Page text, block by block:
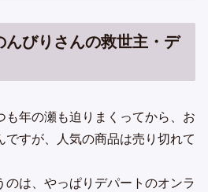
んびりさんの救世主・デ
も年の瀬も迫りまくってから、お
ですが、人気の商品は売り切れて
のは、やっぱりデパートのオンラ